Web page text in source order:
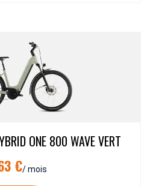
ONE 800 WAVE VERT
€/ mois